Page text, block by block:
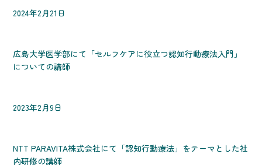
2024年2月21日
広島大学医学部にて「セルフケアに役立つ認知行動療法入門」
についての講師
2023年2月9日
NTT PARAVITA株式会社にて「認知行動療法」をテーマとした社
内研修の講師